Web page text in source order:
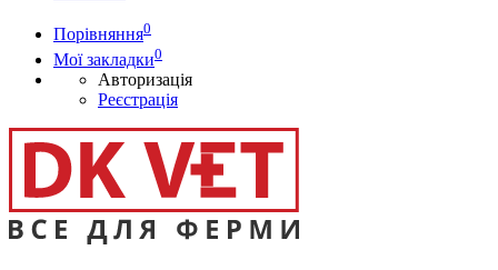
Порівняння0
Мої закладки0
Авторизація
Реєстрація